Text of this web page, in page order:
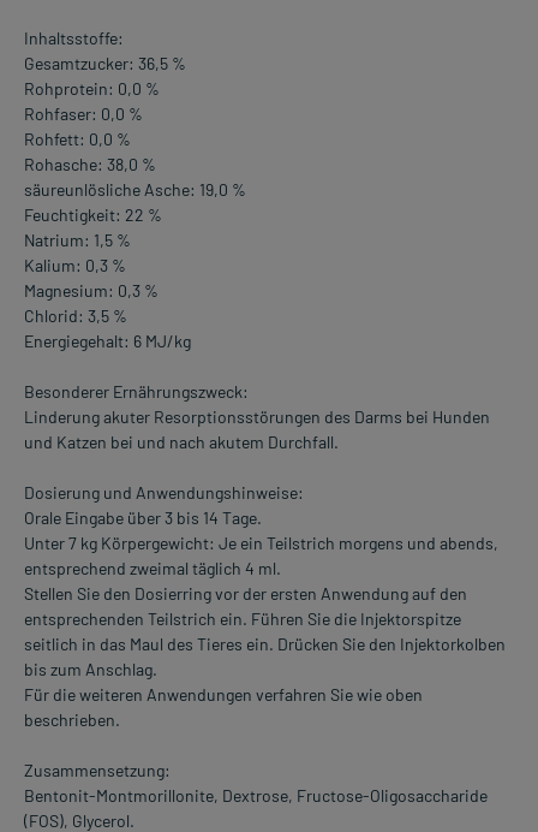
Inhaltsstoffe:
Gesamtzucker: 36,5 %
Rohprotein: 0,0 %
Rohfaser: 0,0 %
Rohfett: 0,0 %
Rohasche: 38,0 %
säureunlösliche Asche: 19,0 %
Feuchtigkeit: 22 %
Natrium: 1,5 %
Kalium: 0,3 %
Magnesium: 0,3 %
Chlorid: 3,5 %
Energiegehalt: 6 MJ/kg
Besonderer Ernährungszweck:
Linderung akuter Resorptionsstörungen des Darms bei Hunden
und Katzen bei und nach akutem Durchfall.
Dosierung und Anwendungshinweise:
Orale Eingabe über 3 bis 14 Tage.
Unter 7 kg Körpergewicht: Je ein Teilstrich morgens und abends,
entsprechend zweimal täglich 4 ml.
Stellen Sie den Dosierring vor der ersten Anwendung auf den
entsprechenden Teilstrich ein. Führen Sie die Injektorspitze
seitlich in das Maul des Tieres ein. Drücken Sie den Injektorkolben
bis zum Anschlag.
Für die weiteren Anwendungen verfahren Sie wie oben
beschrieben.
Zusammensetzung:
Bentonit-Montmorillonite, Dextrose, Fructose-Oligosaccharide
(FOS), Glycerol.